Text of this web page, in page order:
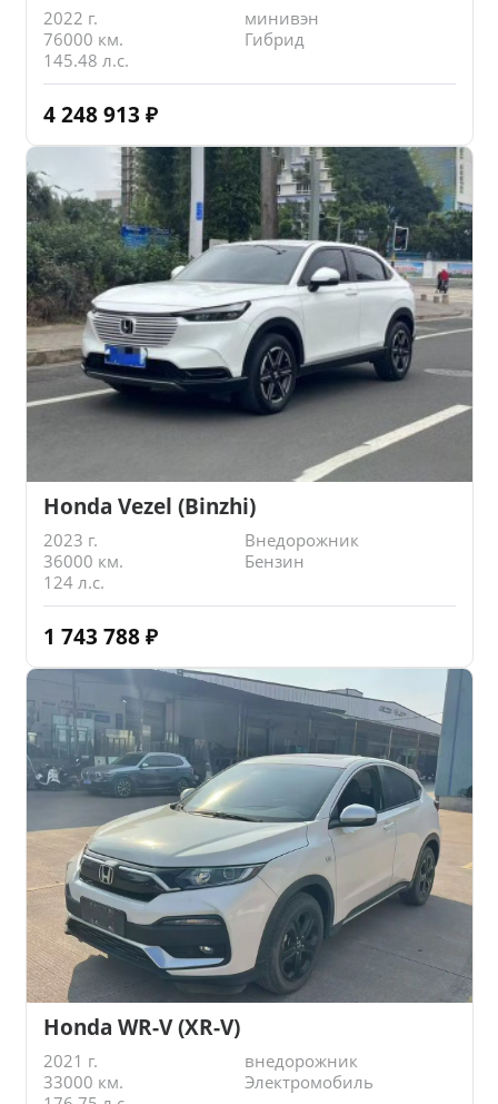
2022 г.
минивэн
76000 км.
Гибрид
145.48 л.с.
4 248 913 ₽
Honda Vezel (Binzhi)
2023 г.
Внедорожник
36000 км.
Бензин
124 л.с.
1 743 788 ₽
Honda WR-V (XR-V)
2021 г.
внедорожник
33000 км.
Электромобиль